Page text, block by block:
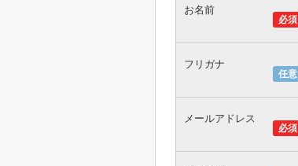
必須
お名前
任意
フリガナ
必須
メールアドレス